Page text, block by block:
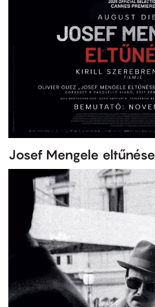
Josef Mengele eltűnése